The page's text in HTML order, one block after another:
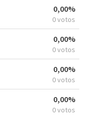
0,00%
0 votos
0,00%
0 votos
0,00%
0 votos
0,00%
0 votos